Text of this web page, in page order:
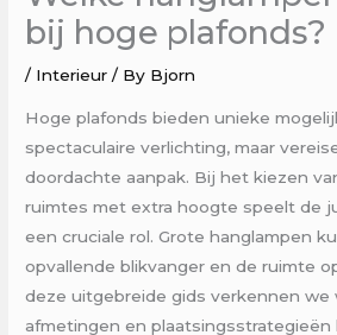
bij hoge plafonds?
/ Interieur / By Bjorn
Hoge plafonds bieden unieke
spectaculaire verlichting, maar
doordachte aanpak. Bij het kiezen
ruimtes met extra hoogte speelt de
een cruciale rol. Grote hanglampen
opvallende blikvanger en de ruimte
deze uitgebreide gids verkennen we
afmetingen en